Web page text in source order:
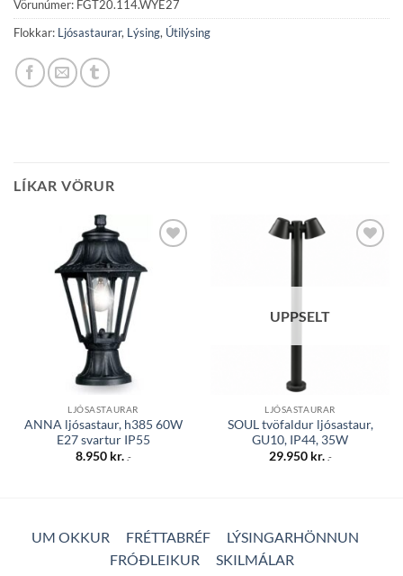
Vörunúmer: FGT20.114.WYE27
Flokkar: Ljósastaurar, Lýsing, Útilýsing
LÍKAR VÖRUR
óskalista
LJÓSASTAURAR
ANNA ljósastaur, h385 60W
E27 svartur IP55
8.950 kr. .-
UPPSELT
LJÓSASTAURAR
SOUL tvöfaldur ljósastaur,
GU10, IP44, 35W
29.950 kr. .-
UM OKKUR FRÉTTABRÉF
LÝSINGARHÖNNUN
FRÓÐLEIKUR
SKILMÁLAR